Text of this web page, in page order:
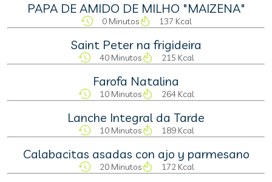
PAPA DE AMIDO DE MILHO "MAIZENA"
0 Minutos 137 Kcal
Saint Peter na frigideira
40 Minutos 215 Kcal
Farofa Natalina
10 Minutos 264 Kcal
Lanche Integral da Tarde
10 Minutos 189 Kcal
Calabacitas asadas con ajo y parmesano
20 Minutos 172 Kcal